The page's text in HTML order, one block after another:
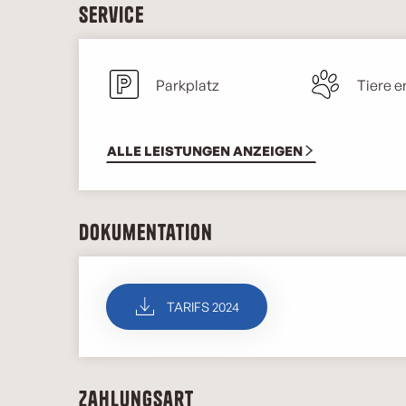
Service
Parkplatz Tiere
ALLE LEISTUNGEN ANZEIGEN
Dokumentation
TARIFS 2024
Zahlungsart